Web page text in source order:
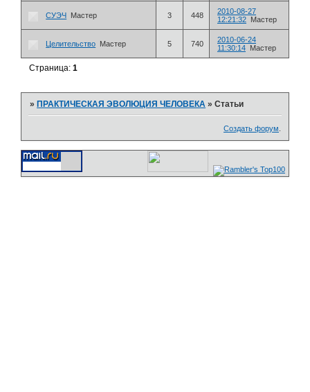
СУЭЧ Мастер 3 448
2010-08-27
12:21:32 Мастер
Целительство Мастер 5 740
2010-06-24
11:30:14 Мастер
Страница:1
» ПРАКТИЧЕСКАЯ ЭВОЛЮЦИЯ ЧЕЛОВЕКА »Статьи
Создать форум